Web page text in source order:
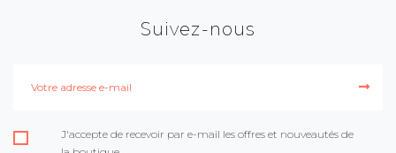
Suivez-nous
J'accepte de recevoir par e-mail les offres et nouveautés de